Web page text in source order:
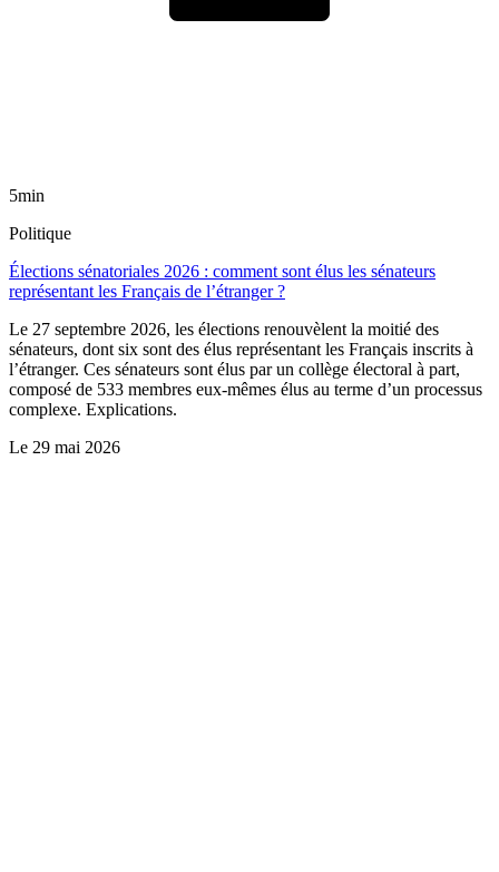
5min
Politique
Élections sénatoriales 2026 : comment sont élus les sénateurs
représentant les Français de l’étranger ?
Le 27 septembre 2026, les élections renouvèlent la moitié des
sénateurs, dont six sont des élus représentant les Français inscrits à
l’étranger. Ces sénateurs sont élus par un collège électoral à part,
composé de 533 membres eux-mêmes élus au terme d’un processus
complexe. Explications.
Le 29 mai 2026